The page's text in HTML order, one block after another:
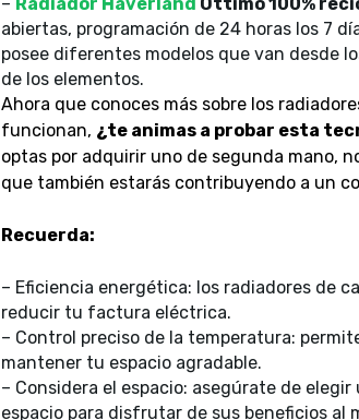
abiertas, programación de 24 horas los 7
posee diferentes modelos que van desde
de los elementos.
Ahora que conoces más sobre los
funcionan, ¿te animas a probar esta
optas por adquirir uno de segunda mano,
que también estarás contribuyendo a un
Recuerda:
– Eficiencia energética: los radiadores de
reducir tu factura eléctrica.
– Control preciso de la temperatura:
mantener tu espacio agradable.
– Considera el espacio: asegúrate de
espacio para disfrutar de sus beneficios al